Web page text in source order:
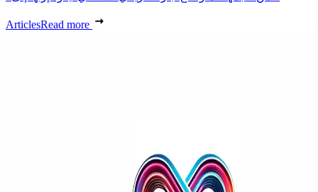
ArticlesRead more